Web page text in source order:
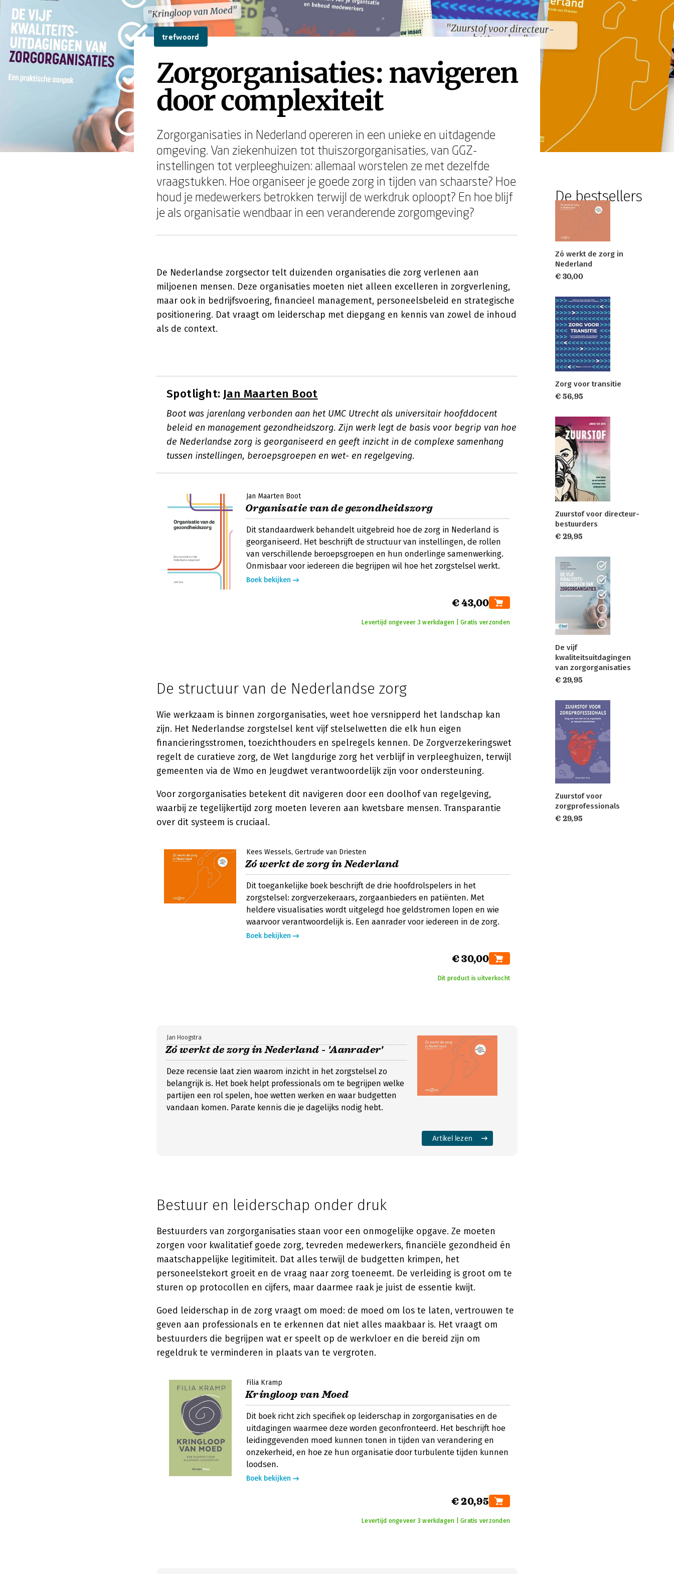
"Kringloop van Moed"
"Zuurstof voor directeur-
bestuurders"
"Kringloop van Moed"
"Zuurstof voor directeur-
bestuurders"
trefwoord
Zorgorganisaties: navigeren
door complexiteit
Zorgorganisaties in Nederland opereren in een unieke en uitdagende
omgeving. Van ziekenhuizen tot thuiszorgorganisaties, van GGZ-
instellingen tot verpleeghuizen: allemaal worstelen ze met dezelfde
vraagstukken. Hoe organiseer je goede zorg in tijden van schaarste? Hoe
houd je medewerkers betrokken terwijl de werkdruk oploopt? En hoe blijf
je als organisatie wendbaar in een veranderende zorgomgeving?
De Nederlandse zorgsector telt duizenden organisaties die zorg verlenen aan
miljoenen mensen. Deze organisaties moeten niet alleen excelleren in zorgverlening,
maar ook in bedrijfsvoering, financieel management, personeelsbeleid en strategische
positionering. Dat vraagt om leiderschap met diepgang en kennis van zowel de inhoud
als de context.
Spotlight: Jan Maarten Boot
Boot was jarenlang verbonden aan het UMC Utrecht als universitair hoofddocent
beleid en management gezondheidszorg. Zijn werk legt de basis voor begrip van hoe
de Nederlandse zorg is georganiseerd en geeft inzicht in de complexe samenhang
tussen instellingen, beroepsgroepen en wet- en regelgeving.
Jan Maarten Boot
Organisatie van de gezondheidszorg
Dit standaardwerk behandelt uitgebreid hoe de zorg in Nederland is
georganiseerd. Het beschrijft de structuur van instellingen, de rollen
van verschillende beroepsgroepen en hun onderlinge samenwerking.
Onmisbaar voor iedereen die begrijpen wil hoe het zorgstelsel werkt.
Boek bekijken
€ 43,00
Levertijd ongeveer 3 werkdagen | Gratis verzonden
De structuur van de Nederlandse zorg
Wie werkzaam is binnen zorgorganisaties, weet hoe versnipperd het landschap kan
zijn. Het Nederlandse zorgstelsel kent vijf stelselwetten die elk hun eigen
financieringsstromen, toezichthouders en spelregels kennen. De Zorgverzekeringswet
regelt de curatieve zorg, de Wet langdurige zorg het verblijf in verpleeghuizen, terwijl
gemeenten via de Wmo en Jeugdwet verantwoordelijk zijn voor ondersteuning.
Voor zorgorganisaties betekent dit navigeren door een doolhof van regelgeving,
waarbij ze tegelijkertijd zorg moeten leveren aan kwetsbare mensen. Transparantie
over dit systeem is cruciaal.
Kees Wessels Gertrude van Driesten
Zó werkt de zorg in Nederland
Dit toegankelijke boek beschrijft de drie hoofdrolspelers in het
zorgstelsel: zorgverzekeraars, zorgaanbieders en patiënten. Met
heldere visualisaties wordt uitgelegd hoe geldstromen lopen en wie
waarvoor verantwoordelijk is. Een aanrader voor iedereen in de zorg.
Boek bekijken
€ 30,00
Dit product is uitverkocht
Zó werkt de zorg in Nederland - 'Aanrader'
Jan Hoogstra
Deze recensie laat zien waarom inzicht in het zorgstelsel zo
belangrijk is. Het boek helpt professionals om te begrijpen welke
partijen een rol spelen, hoe wetten werken en waar budgetten
vandaan komen. Parate kennis die je dagelijks nodig hebt.
Artikel lezen
Bestuur en leiderschap onder druk
Bestuurders van zorgorganisaties staan voor een onmogelijke opgave. Ze moeten
zorgen voor kwalitatief goede zorg, tevreden medewerkers, financiële gezondheid én
maatschappelijke legitimiteit. Dat alles terwijl de budgetten krimpen, het
personeelstekort groeit en de vraag naar zorg toeneemt. De verleiding is groot om te
sturen op protocollen en cijfers, maar daarmee raak je juist de essentie kwijt.
Goed leiderschap in de zorg vraagt om moed: de moed om los te laten, vertrouwen te
geven aan professionals en te erkennen dat niet alles maakbaar is. Het vraagt om
bestuurders die begrijpen wat er speelt op de werkvloer en die bereid zijn om
regeldruk te verminderen in plaats van te vergroten.
Filia Kramp
Kringloop van Moed
Dit boek richt zich specifiek op leiderschap in zorgorganisaties en de
uitdagingen waarmee deze worden geconfronteerd. Het beschrijft hoe
leidinggevenden moed kunnen tonen in tijden van verandering en
onzekerheid, en hoe ze hun organisatie door turbulente tijden kunnen
loodsen.
Boek bekijken
€ 20,95
Levertijd ongeveer 3 werkdagen | Gratis verzonden
De bestsellers
Zó werkt de zorg in
Nederland
€ 30,00
Zorg voor transitie
€ 56,95
Zuurstof voor directeur-
bestuurders
€ 29,95
De vijf
kwaliteitsuitdagingen
van zorgorganisaties
€ 29,95
Zuurstof voor
zorgprofessionals
€ 29,95